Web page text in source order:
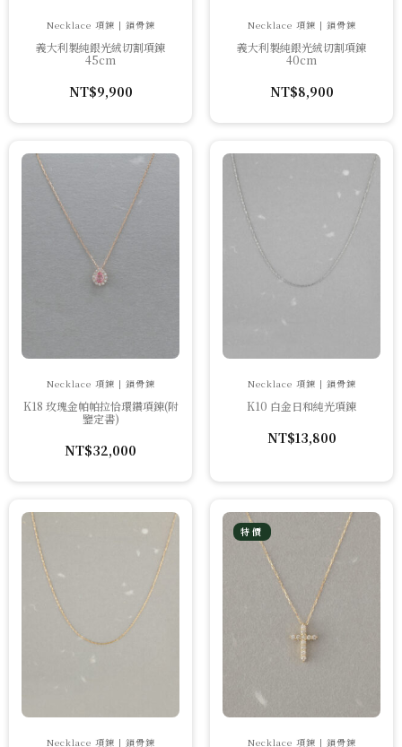
Necklace 項鍊 | 鎖骨鍊
義大利製純銀光絨切割項鍊
45cm
NT$9,900
Necklace 項鍊 | 鎖骨鍊
義大利製純銀光絨切割項鍊
40cm
NT$8,900
Necklace 項鍊 | 鎖骨鍊
K18 玫瑰金帕帕拉恰環鑽項鍊(附
鑒定書)
NT$32,000
Necklace 項鍊 | 鎖骨鍊
K10 白金日和純光項鍊
NT$13,800
Necklace 項鍊 | 鎖骨鍊
特價
Necklace 項鍊 | 鎖骨鍊